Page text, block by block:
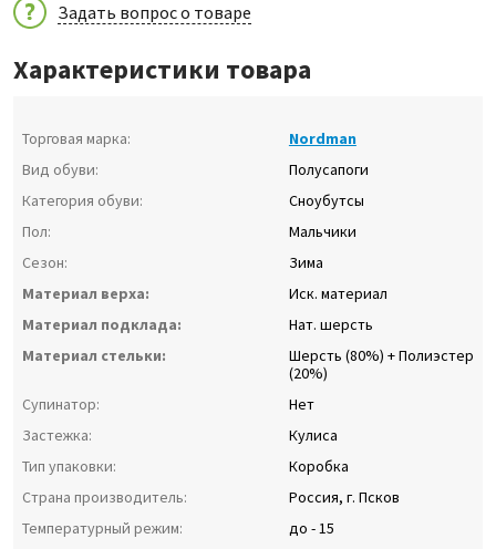
Задать вопрос о товаре
Характеристики товара
Торговая марка:
Nordman
Вид обуви:
Полусапоги
Категория обуви:
Сноубутсы
Пол:
Мальчики
Сезон:
Зима
Материал верха:
Иск. материал
Материал подклада:
Нат. шерсть
Материал стельки:
Шерсть (80%) + Полиэстер
(20%)
Супинатор:
Нет
Застежка:
Кулиса
Тип упаковки:
Коробка
Страна производитель:
Россия, г. Псков
Температурный режим:
до - 15